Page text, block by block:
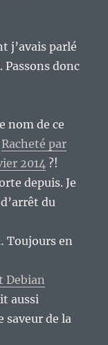
j’avais parlé
donc
nom de ce
Racheté par
2014 ?!
depuis. Je
du
Toujours en
Debian
aussi
saveur de la